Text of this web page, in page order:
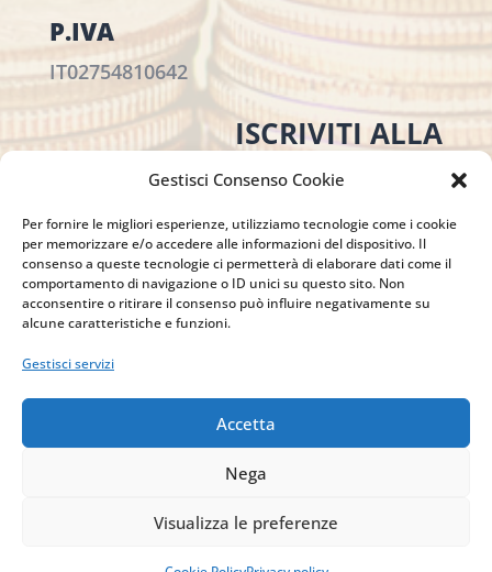
Gestisci Consenso Cookie
Per fornire le migliori esperienze, utilizziamo tecnologie come i cookie
per memorizzare e/o accedere alle informazioni del dispositivo. Il
consenso a queste tecnologie ci permetterà di elaborare dati come il
comportamento di navigazione o ID unici su questo sito. Non
acconsentire o ritirare il consenso può influire negativamente su
alcune caratteristiche e funzioni.
Gestisci servizi
Accetta
Nega
Visualizza le preferenze
P.IVA
IT02754810642
ISCRIVITI ALLA
NEWSLETTER
novità, clicca sul pulsante qui sotto e
iscriviti alla nostra newsletter.
ISCRIVITI ALLA